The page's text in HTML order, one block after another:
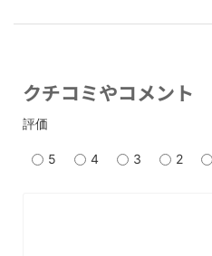
クチコミやコメント
評価
5 4 3 2